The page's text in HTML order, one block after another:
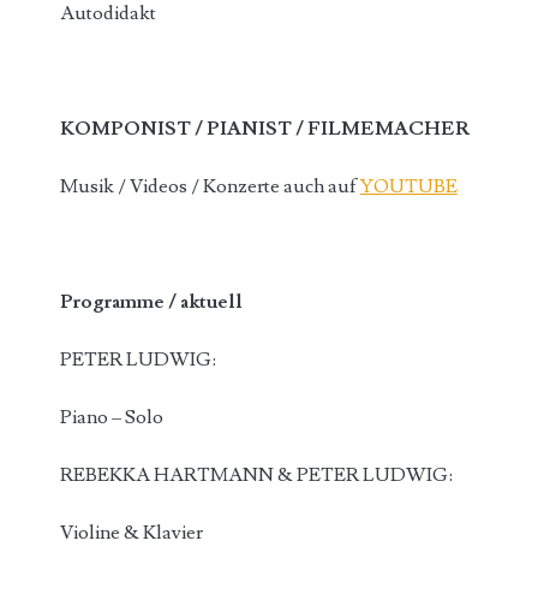
Autodidakt
KOMPONIST / PIANIST / FILMEMACHER
Musik / Videos / Konzerte auch aufYOUTUBE
Programme / aktuell
PETER LUDWIG:
Piano – Solo
REBEKKA HARTMANN & PETER LUDWIG:
Violine & Klavier